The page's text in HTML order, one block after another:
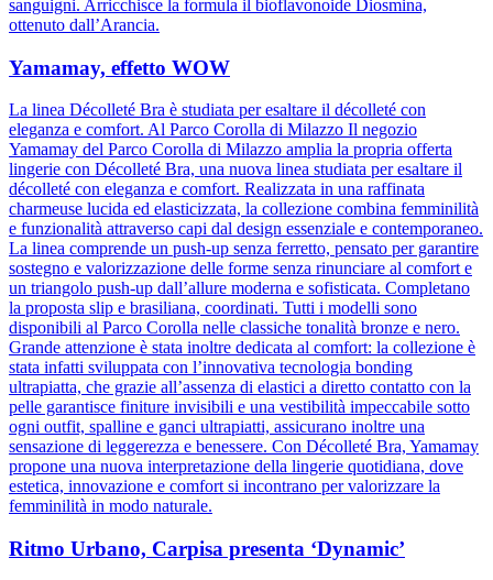
sanguigni. Arricchisce la formula il bioflavonoide Diosmina,
ottenuto dall’Arancia.
Yamamay, effetto WOW
La linea Décolleté Bra è studiata per esaltare il décolleté con
eleganza e comfort. Al Parco Corolla di Milazzo Il negozio
Yamamay del Parco Corolla di Milazzo amplia la propria offerta
lingerie con Décolleté Bra, una nuova linea studiata per esaltare il
décolleté con eleganza e comfort. Realizzata in una raffinata
charmeuse lucida ed elasticizzata, la collezione combina femminilità
e funzionalità attraverso capi dal design essenziale e contemporaneo.
La linea comprende un push-up senza ferretto, pensato per garantire
sostegno e valorizzazione delle forme senza rinunciare al comfort e
un triangolo push-up dall’allure moderna e sofisticata. Completano
la proposta slip e brasiliana, coordinati. Tutti i modelli sono
disponibili al Parco Corolla nelle classiche tonalità bronze e nero.
Grande attenzione è stata inoltre dedicata al comfort: la collezione è
stata infatti sviluppata con l’innovativa tecnologia bonding
ultrapiatta, che grazie all’assenza di elastici a diretto contatto con la
pelle garantisce finiture invisibili e una vestibilità impeccabile sotto
ogni outfit, spalline e ganci ultrapiatti, assicurano inoltre una
sensazione di leggerezza e benessere. Con Décolleté Bra, Yamamay
propone una nuova interpretazione della lingerie quotidiana, dove
estetica, innovazione e comfort si incontrano per valorizzare la
femminilità in modo naturale.
Ritmo Urbano, Carpisa presenta ‘Dynamic’